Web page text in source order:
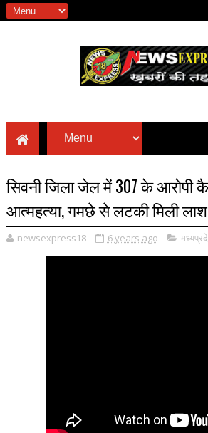
सिवनी जिला जेल में 307 के आरोपी
आत्महत्या, गमछे से लटकी मिली लाश
newsexpress18 6 years ago